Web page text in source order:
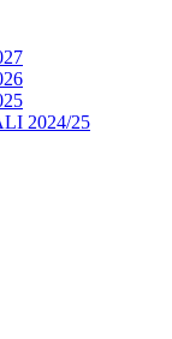
2024/25